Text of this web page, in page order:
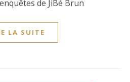
de JiBé Brun
LA SUITE